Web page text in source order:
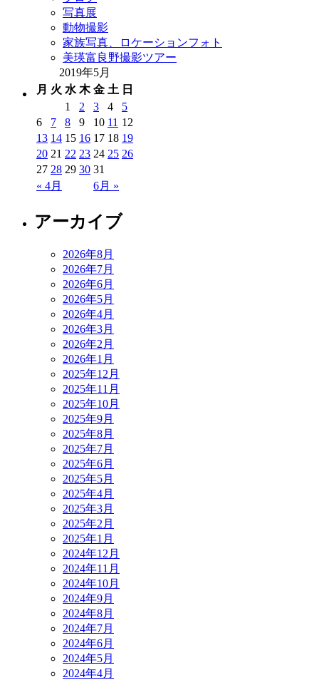
写真展
動物撮影
家族写真、ロケーションフォト
美瑛富良野撮影ツアー
2019年5月
月 火 水 木 金 土 日
« 4月 6月 »
1 2 3 4
5
6
7 8 9 10 11 12
13 14 15 16 17 18 19
20 21 22 23 24 25 26
27 28 29 30 31
アーカイブ
2026年8月
2026年7月
2026年6月
2026年5月
2026年4月
2026年3月
2026年2月
2026年1月
2025年12月
2025年11月
2025年10月
2025年9月
2025年8月
2025年7月
2025年6月
2025年5月
2025年4月
2025年3月
2025年2月
2025年1月
2024年12月
2024年11月
2024年10月
2024年9月
2024年8月
2024年7月
2024年6月
2024年5月
2024年4月